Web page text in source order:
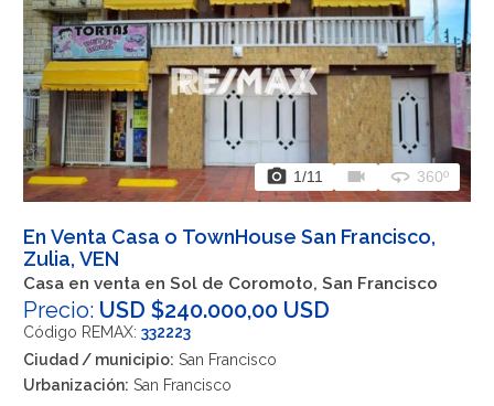
photo_camera 1/11 videocam 360 360º
En Venta Casa o TownHouse San Francisco,
Zulia, VEN
Casa en venta en Sol de Coromoto, San Francisco
Precio: USD $240.000,00 USD
Código REMAX: 332223
Ciudad / municipio: San Francisco
Urbanización: San Francisco